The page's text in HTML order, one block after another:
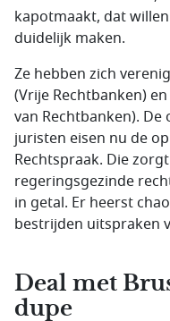
kapotmaakt, dat
duidelijk maken.
Ze hebben zich
(Vrije Rechtbanken)
van Rechtbanken).
juristen eisen nu de
Rechtspraak. Die
regeringsgezinde
in getal. Er heerst
bestrijden uitspraken
Deal met
dupe